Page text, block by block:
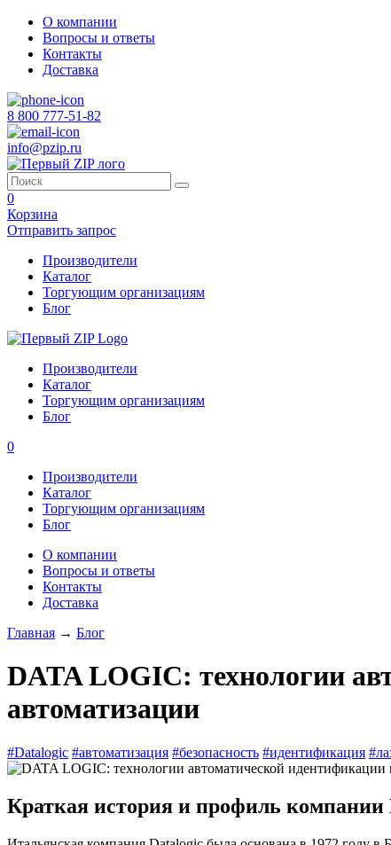
О компании
Вопросы и ответы
Контакты
Доставка
8 800 777-51-82
info@pzip.ru
0
Корзина
Отправить запрос
Производители
Каталог
Торгующим организациям
Блог
Производители
Каталог
Торгующим организациям
Блог
0
Производители
Каталог
Торгующим организациям
Блог
О компании
Вопросы и ответы
Контакты
Доставка
Главная → Блог
DATA LOGIC: технологии
автоматизации
#Datalogic #автоматизация #безопасность #идентификация
Краткая история и профиль компании